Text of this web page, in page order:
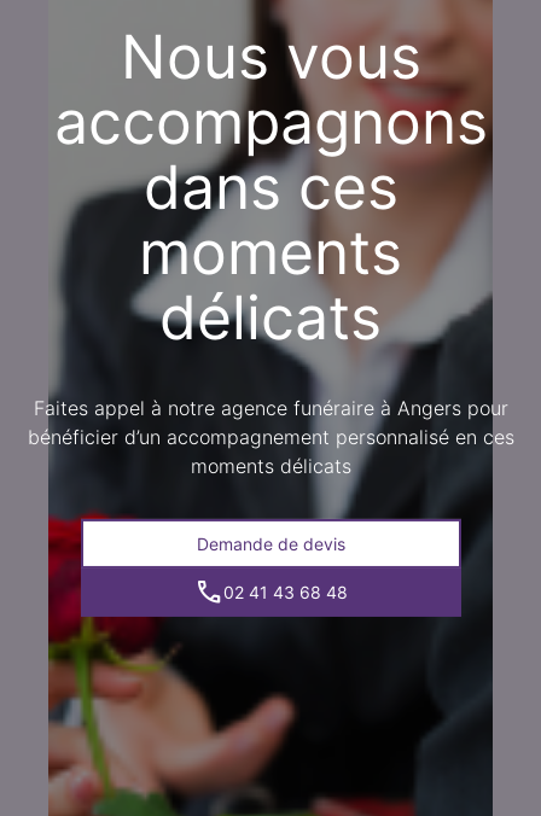
Nous vous
accompagnons
dans ces
moments
délicats
Faites appel à notre agence funéraire à Angers pour
bénéficier d’un accompagnement personnalisé en ces
moments délicats
Demande de devis
02 41 43 68 48